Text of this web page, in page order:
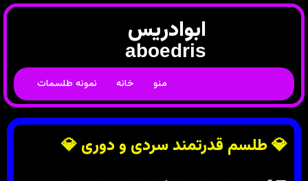
ابوادریس
aboedris
منو خانه نمونه طلسمات
💎 طلسم قدرتمند سردی و دوری 💎